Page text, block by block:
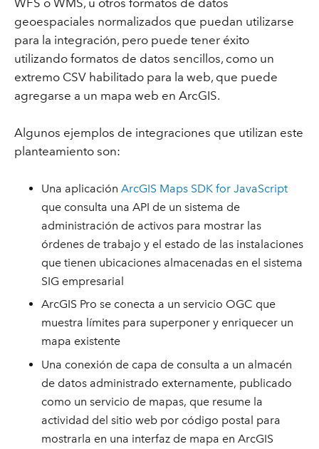
WFS o WMS, u otros formatos de datos
geoespaciales normalizados que puedan utilizarse
para la integración, pero puede tener éxito
utilizando formatos de datos sencillos, como un
extremo CSV habilitado para la web, que puede
agregarse a un mapa web en ArcGIS.
Algunos ejemplos de integraciones que utilizan este
planteamiento son:
Una aplicaciónArcGIS Maps SDK for JavaScript
que consulta una API de un sistema de
administración de activos para mostrar las
órdenes de trabajo y el estado de las instalaciones
que tienen ubicaciones almacenadas en el sistema
SIG empresarial
ArcGIS Pro se conecta a un servicio OGC que
muestra límites para superponer y enriquecer un
mapa existente
Una conexión de capa de consulta a un almacén
de datos administrado externamente, publicado
como un servicio de mapas, que resume la
actividad del sitio web por código postal para
mostrarla en una interfaz de mapa en ArcGIS